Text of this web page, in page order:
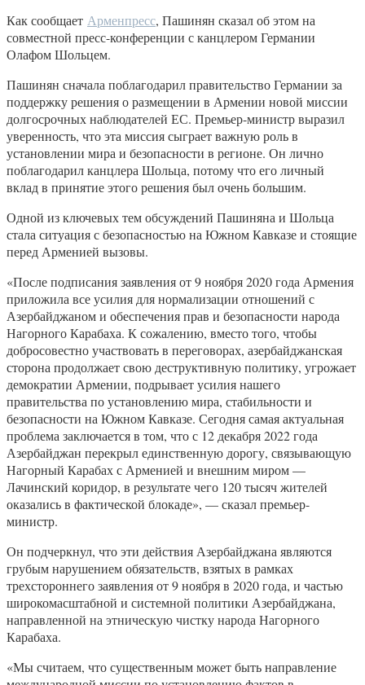
Как сообщает Арменпресс, Пашинян сказал об этом на
совместной пресс-конференции с канцлером Германии
Олафом Шольцем.
Пашинян сначала поблагодарил правительство Германии за
поддержку решения о размещении в Армении новой миссии
долгосрочных наблюдателей ЕС. Премьер-министр выразил
уверенность, что эта миссия сыграет важную роль в
установлении мира и безопасности в регионе. Он лично
поблагодарил канцлера Шольца, потому что его личный
вклад в принятие этого решения был очень большим.
Одной из ключевых тем обсуждений Пашиняна и Шольца
стала ситуация с безопасностью на Южном Кавказе и стоящие
перед Арменией вызовы.
«После подписания заявления от 9 ноября 2020 года Армения
приложила все усилия для нормализации отношений с
Азербайджаном и обеспечения прав и безопасности народа
Нагорного Карабаха. К сожалению, вместо того, чтобы
добросовестно участвовать в переговорах, азербайджанская
сторона продолжает свою деструктивную политику, угрожает
демократии Армении, подрывает усилия нашего
правительства по установлению мира, стабильности и
безопасности на Южном Кавказе. Сегодня самая актуальная
проблема заключается в том, что с 12 декабря 2022 года
Азербайджан перекрыл единственную дорогу, связывающую
Нагорный Карабах с Арменией и внешним миром —
Лачинский коридор, в результате чего 120 тысяч жителей
оказались в фактической блокаде», — сказал премьер-
министр.
Он подчеркнул, что эти действия Азербайджана являются
грубым нарушением обязательств, взятых в рамках
трехстороннего заявления от 9 ноября в 2020 года, и частью
широкомасштабной и системной политики Азербайджана,
направленной на этническую чистку народа Нагорного
Карабаха.
«Мы считаем, что существенным может быть направление